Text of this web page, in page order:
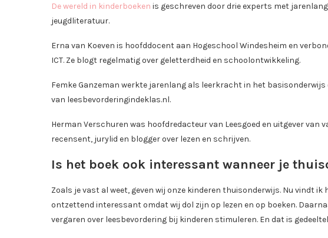
De wereld in kinderboeken is geschreven door drie experts met
jeugdliteratuur.
Erna van Koeven is hoofddocent aan Hogeschool Windesheim en
ICT. Ze blogt regelmatig over geletterdheid en schoolontwikkeling.
Femke Ganzeman werkte jarenlang als leerkracht in het
van leesbevorderingindeklas.nl.
Herman Verschuren was hoofdredacteur van Leesgoed en uitgever
recensent, jurylid en blogger over lezen en schrijven.
Is het boek ook interessant wanneer je
Zoals je vast al weet, geven wij onze kinderen thuisonderwijs. Nu vindt ik
ontzettend interessant omdat wij dol zijn op lezen en op boeken.
vergaren over leesbevordering bij kinderen stimuleren. En dat is